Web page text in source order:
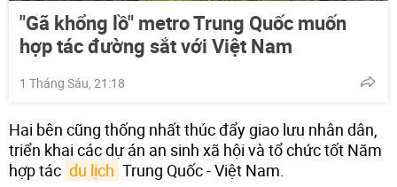
"Gã khổng lồ" metro Trung Quốc muốn
hợp tác đường sắt với Việt Nam
1 Tháng Sáu, 21:18
Hai bên cũng thống nhất thúc đẩy giao lưu nhân dân,
triển khai các dự án an sinh xã hội và tổ chức tốt Năm
hợp tác du lịch Trung Quốc - Việt Nam.